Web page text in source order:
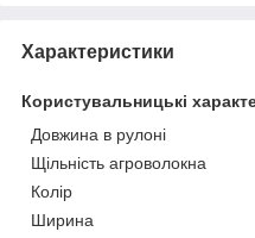
Характеристики
Користувальницькі
Довжина в рулоні
Щільність агроволокна
Колір
Ширина